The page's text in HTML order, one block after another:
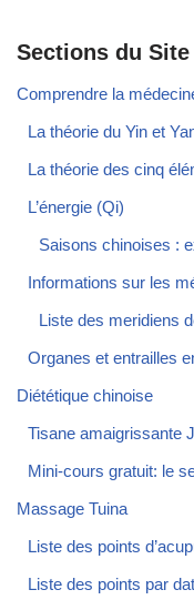
Sections du Site
Comprendre la
La théorie du Yin et
La théorie des cinq
L’énergie (Qi)
Saisons chinoises :
Informations sur les
Liste des meridiens
Organes et entrailles
Diététique chinoise
Tisane amaigrissante
Mini-cours gratuit: le
Massage Tuina
Liste des points
Liste des points par